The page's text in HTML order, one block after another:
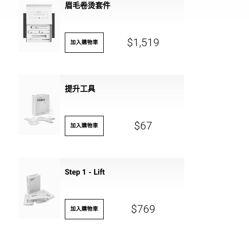
眉毛卷烫套件
加入購物車 $1,519
提升工具
加入購物車 $67
Step 1 - Lift
加入購物車 $769